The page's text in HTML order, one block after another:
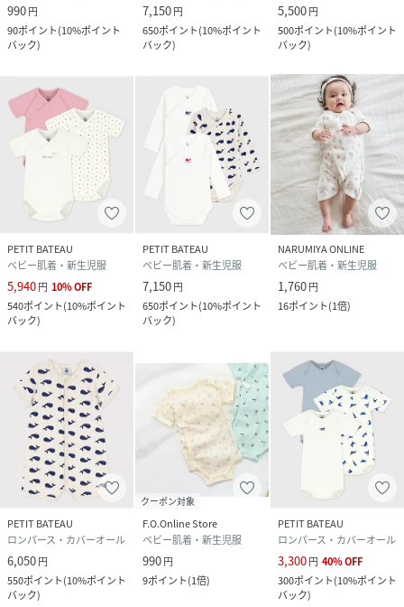
990円
90ポイント(10%ポイント
バック)
7,150円
650ポイント(10%ポイント
バック)
5,500円
500ポイント(10%ポイント
バック)
PETIT BATEAU
ベビー肌着・新生児服
5,940円 10%OFF
540ポイント(10%ポイント
バック)
PETIT BATEAU
ベビー肌着・新生児服
7,150円
650ポイント(10%ポイント
バック)
NARUMIYA ONLINE
ベビー肌着・新生児服
1,760円
16ポイント(1倍)
PETIT BATEAU
ロンパース・カバーオール
6,050円
550ポイント(10%ポイント
バック)
クーポン対象
F.O.Online Store
ベビー肌着・新生児服
990円
9ポイント(1倍)
PETIT BATEAU
ロンパース・カバーオール
3,300円 40%OFF
300ポイント(10%ポイント
バック)